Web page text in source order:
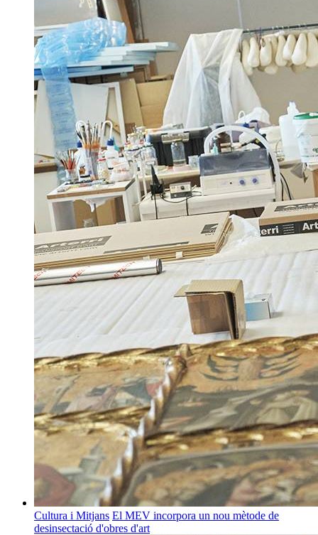
Cultura i Mitjans El MEV incorpora un nou mètode de
desinsectació d'obres d'art